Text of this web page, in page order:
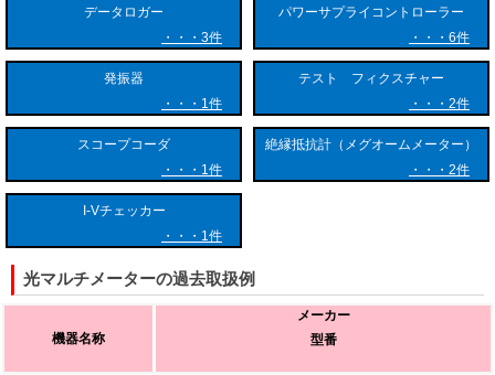
データロガー
3件
パワーサプライコントローラー
6件
発振器
1件
テスト フィクスチャー
2件
スコープコーダ
1件
絶縁抵抗計（メグオームメーター）
2件
I-Vチェッカー
1件
光マルチメーターの過去取扱例
機器名称
メーカー
型番